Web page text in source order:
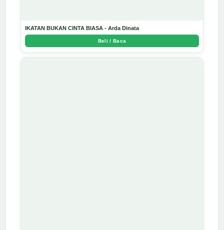
IKATAN BUKAN CINTA BIASA - Arda Dinata
Beli / Baca